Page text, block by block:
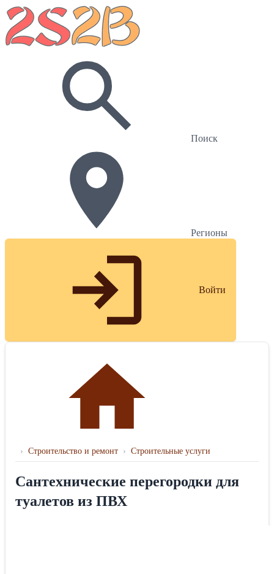
Поиск
Регионы
Войти
› Строительство и ремонт › Строительные услуги
Сантехнические перегородки для
туалетов из ПВХ